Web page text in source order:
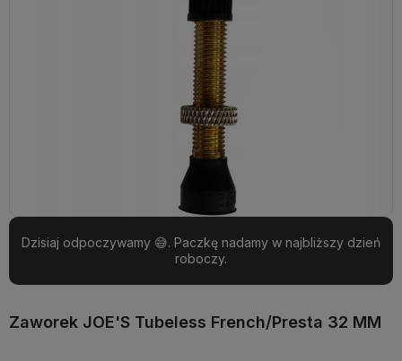
Dzisiaj odpoczywamy 😅. Paczkę nadamy w najbliższy dzień
roboczy.
Zaworek JOE'S Tubeless French/Presta 32 MM